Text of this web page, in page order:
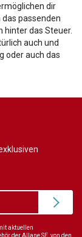
dir
passenden
hinter das Steuer.
auch und
oder auch das
aktuellen
der Allane SE, von den